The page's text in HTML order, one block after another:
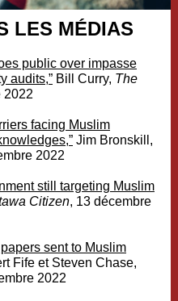
LES MÉDIAS
public over impasse
audits,” Bill Curry, The
2022
facing Muslim
Jim Bronskill,
2022
still targeting Muslim
Citizen, 13 décembre
sent to Muslim
Fife et Steven Chase,
2022